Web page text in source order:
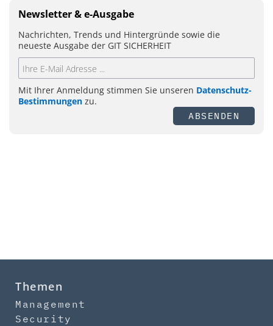
Newsletter & e-Ausgabe
Nachrichten, Trends und Hintergründe sowie die
neueste Ausgabe der GIT SICHERHEIT
Mit Ihrer Anmeldung stimmen Sie unseren Datenschutz-
Bestimmungen zu.
ABSENDEN
Themen
Management
Security